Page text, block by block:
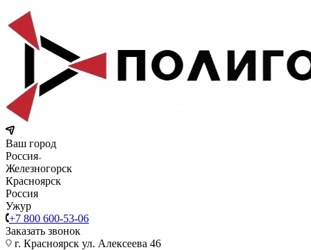
Ваш город
Россия
Железногорск
Красноярск
Россия
Ужур
+7 800 600-53-06
Заказать звонок
г. Красноярск ул. Алексеева 46